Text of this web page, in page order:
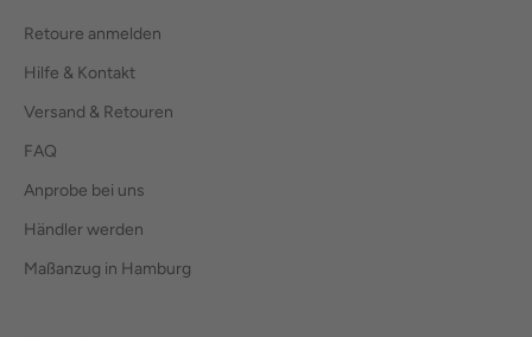
Retoure anmelden
Hilfe & Kontakt
Versand & Retouren
FAQ
Anprobe bei uns
Händler werden
Maßanzug in Hamburg